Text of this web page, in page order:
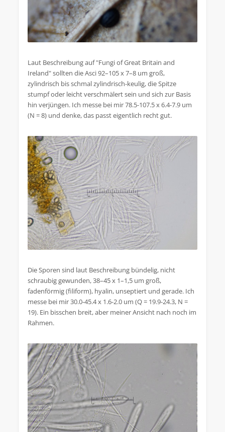
Laut Beschreibung auf "Fungi of Great Britain and
Ireland" sollten die Asci 92–105 x 7–8 um groß,
zylindrisch bis schmal zylindrisch-keulig, die Spitze
stumpf oder leicht verschmälert sein und sich zur Basis
hin verjüngen. Ich messe bei mir 78.5-107.5 x 6.4-7.9 um
(N = 8) und denke, das passt eigentlich recht gut.
Die Sporen sind laut Beschreibung bündelig, nicht
schraubig gewunden, 38–45 x 1–1,5 um groß,
fadenförmig (filiform), hyalin, unseptiert und gerade. Ich
messe bei mir 30.0-45.4 x 1.6-2.0 um (Q = 19.9-24.3, N =
19). Ein bisschen breit, aber meiner Ansicht nach noch im
Rahmen.